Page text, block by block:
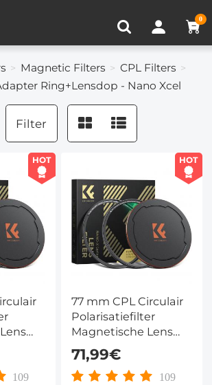
0
Magnetic Filters
CPL Filters
Ring+Lensdop - Nano Xcel
Filter
HOT
109
HOT
77 mm CPL Circulair
Polarisatiefilter
Magnetische Lens
Filter HD Waterdicht
Anti Kras
Antireflecterend
71,99€
109